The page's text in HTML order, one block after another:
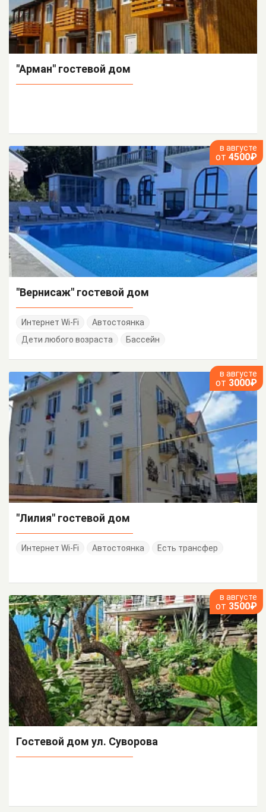
"Арман" гостевой дом
в августе
от 4500₽
"Вернисаж" гостевой дом
Интернет Wi-Fi
Автостоянка
Дети любого возраста
Бассейн
в августе
от 3000₽
"Лилия" гостевой дом
Интернет Wi-Fi Автостоянка Есть трансфер
в августе
от 3500₽
Гостевой дом ул. Суворова